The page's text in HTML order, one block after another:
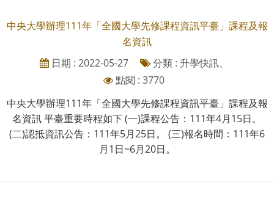
中央大學辦理111年「全國大學先修課程資訊平臺」課程及報
名資訊
日期 : 2022-05-27
分類 : 升學快訊、
點閱 : 3770
中央大學辦理111年「全國大學先修課程資訊平臺」課程及報
名資訊 平臺重要時程如下 (一)課程公告：111年4月15日。
(二)認抵資訊公告：111年5月25日。 (三)報名時間：111年6
月1日~6月20日。